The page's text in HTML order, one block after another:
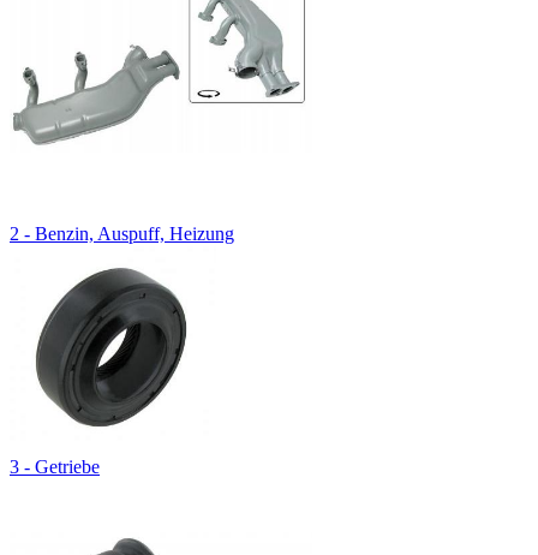
2 - Benzin, Auspuff, Heizung
3 - Getriebe